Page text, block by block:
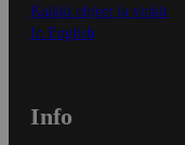
Kaikki ohjeet ja vinkit
In English
Info